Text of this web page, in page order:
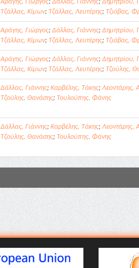
Αράγης, Γιώργος; Δάλλας, Γιάννης; Δημητρίου,
Τζάλλας, Κίμων; Τζάλλας, Λευτέρης; Τζιόβας,
Αράγης, Γιώργος; Δάλλας, Γιάννης; Δημητρίου,
Τζάλλας, Κίμων; Τζάλλας, Λευτέρης; Τζιόβας,
Αράγης, Γιώργος; Δάλλας, Γιάννης; Δημητρίου,
Τζάλλας, Κίμων; Τζάλλας, Λευτέρης; Τζούλης,
Δάλλας, Γιάννης; Καρβέλης, Τάκης; Λεοντάρης,
Τζούλης, Θανάσης; Τουλούπης, Φάνης
Δάλλας, Γιάννης; Καρβέλης, Τάκης; Λεοντάρης,
Τζούλης, Θανάσης; Τουλούπης, Φάνης